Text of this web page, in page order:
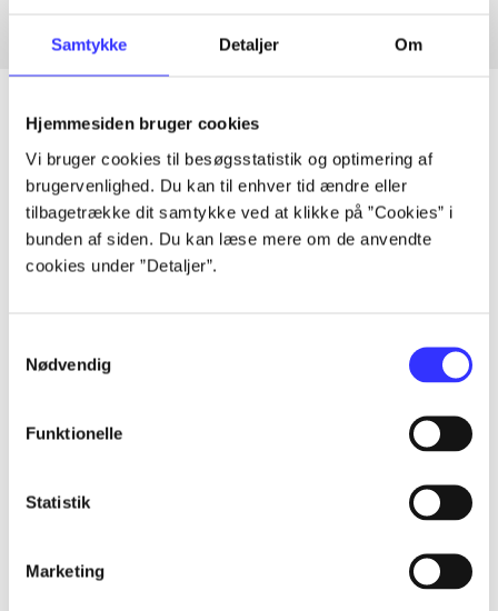
Samtykke Detaljer Om
Hjemmesiden bruger cookies
Vi bruger cookies til besøgsstatistik og optimering af
brugervenlighed. Du kan til enhver tid ændre eller
tilbagetrække dit samtykke ved at klikke på ”Cookies” i
bunden af siden. Du kan læse mere om de anvendte
cookies under ”Detaljer”.
Nødvendig
Funktionelle
Statistik
Marketing
Artikler
Alle registrerede artikler fordelt på udgivelser
...